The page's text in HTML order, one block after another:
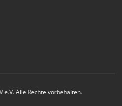
e.V. Alle Rechte vorbehalten.